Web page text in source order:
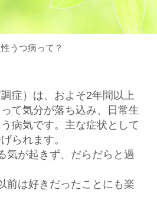
うつ病って？
症）は、およそ2年間以上
て気分が落ち込み、日常生
病気です。主な症状として
られます。
気が起きず、だらだらと過
前は好きだったことにも楽